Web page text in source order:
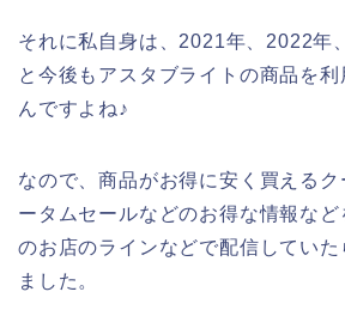
それに私自身は、2021年、2022年
と今後もアスタブライトの商品を利
んですよね♪
なので、商品がお得に安く買えるク
ータムセールなどのお得な情報など
のお店のラインなどで配信してい
ました。